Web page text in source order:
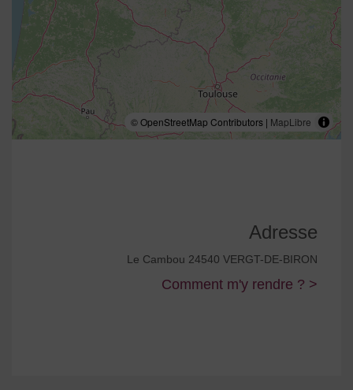
© OpenStreetMap Contributors | MapLibre
Adresse
Le Cambou 24540 VERGT-DE-BIRON
Comment m'y rendre ? >